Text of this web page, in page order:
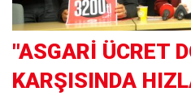
"ASGARİ ÜCRET
KARŞISINDA